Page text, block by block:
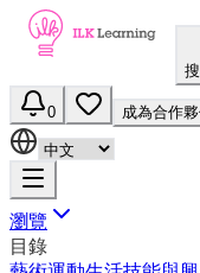
0 成為合作
瀏覽
目錄